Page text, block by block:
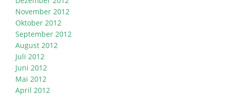
November 2012
Oktober 2012
September 2012
August 2012
Juli 2012
Juni 2012
Mai 2012
April 2012